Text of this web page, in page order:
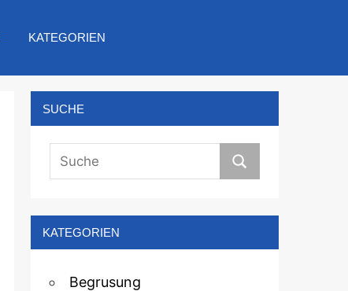
KATEGORIEN
SUCHE
KATEGORIEN
Begrusung